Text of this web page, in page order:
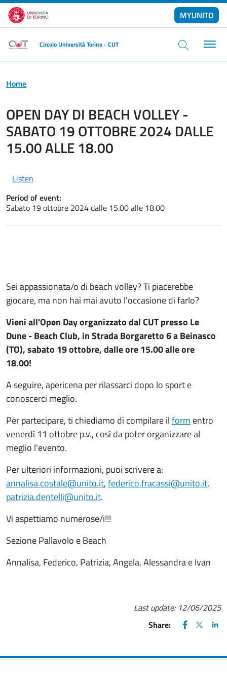
Skip to main content
MYUNITO
Circolo Università Torino - CUT
Home
OPEN DAY DI BEACH VOLLEY -
SABATO 19 OTTOBRE 2024 DALLE
15.00 ALLE 18.00
Listen
Period of event:
Sabato 19 ottobre 2024 dalle 15.00 alle 18.00
Sei appassionata/o di beach volley? Ti piacerebbe
giocare, ma non hai mai avuto l'occasione di farlo?
Vieni all'Open Day organizzato dal CUT presso Le
Dune - Beach Club, in Strada Borgaretto 6 a Beinasco
(TO), sabato 19 ottobre, dalle ore 15.00 alle ore
18.00!
A seguire, apericena per rilassarci dopo lo sport e
conoscerci meglio.
Per partecipare, ti chiediamo di compilare ilform entro
venerdì 11 ottobre p.v., così da poter organizzare al
meglio l'evento.
Per ulteriori informazioni, puoi scrivere a:
annalisa.costale@unito.it,federico.fracassi@unito.it,
patrizia.dentelli@unito.it.
Vi aspettiamo numerose/i!!!
Sezione Pallavolo e Beach
Annalisa, Federico, Patrizia, Angela, Alessandra e Ivan
Last update: 12/06/2025
Share:
FACEBOOK
(apre una
X
(apre